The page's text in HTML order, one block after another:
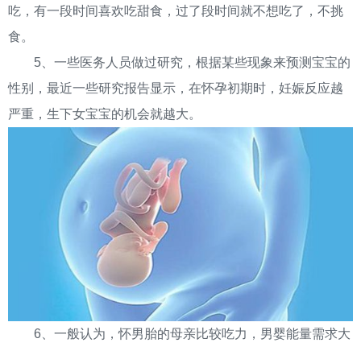
吃，有一段时间喜欢吃甜食，过了段时间就不想吃了，不挑
食。
5、一些医务人员做过研究，根据某些现象来预测宝宝的
性别，最近一些研究报告显示，在怀孕初期时，妊娠反应越
严重，生下女宝宝的机会就越大。
6、一般认为，怀男胎的母亲比较吃力，男婴能量需求大